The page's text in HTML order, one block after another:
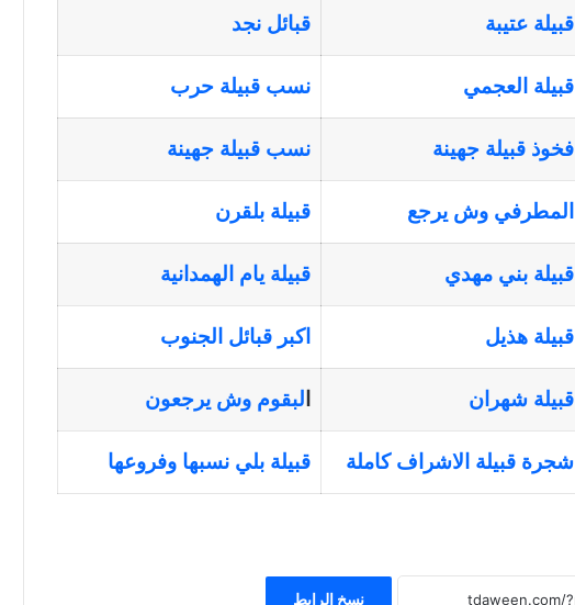
قبيلة عتيبة قبائل نجد
قبيلة العجمي نسب قبيلة حرب
فخوذ قبيلة جهينة نسب قبيلة جهينة
المطرفي وش يرجع قبيلة بلقرن
قبيلة بني مهدي قبيلة يام الهمدانية
قبيلة هذيل اكبر قبائل الجنوب
قبيلة شهران لبقوم وش يرجعون
شجرة قبيلة الاشراف كاملة قبيلة بلي نسبها وفروعها
نسخ الرابط